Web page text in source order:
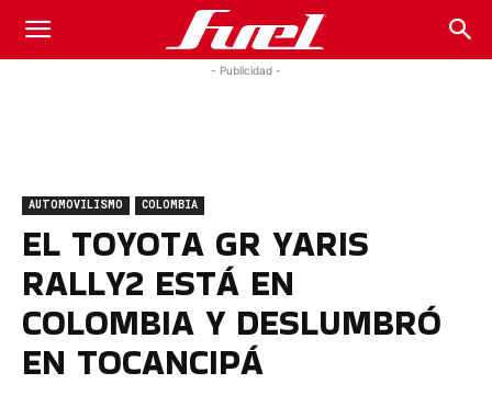
Fuel
Magazine
- Publicidad -
AUTOMOVILISMO COLOMBIA
EL TOYOTA GR YARIS
RALLY2 ESTÁ EN
COLOMBIA Y DESLUMBRÓ
EN TOCANCIPÁ